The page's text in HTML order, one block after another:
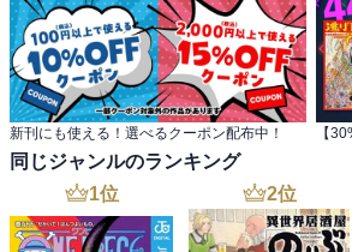
新刊にも使える！選べるクーポン配布中！
同じジャンルのランキング
1位 2位